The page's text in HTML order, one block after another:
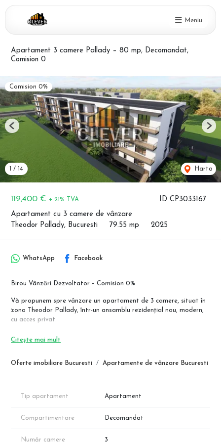
Meniu
Apartament 3 camere Pallady – 80 mp, Decomandat,
Comision 0
ID CP3033167
119,400 € + 21% TVA
Apartament cu 3 camere de vânzare
Theodor Pallady, Bucuresti
79.55 mp 2025
Comision 0%
1 / 14 Harta
Previous
Oferte imobiliare Bucuresti Apartamente de vânzare Bucuresti
WhatsApp Facebook
Birou Vânzări Dezvoltator – Comision 0%
Vă propunem spre vânzare un apartament de 3 camere, situat în
zona Theodor Pallady, într-un ansamblu rezidențial nou, modern,
cu acces privat.
📍 Localizare:
– Metrou Nicolae Teclu la cca. 1,5 km
– Regim de înălțime: P+3 etaje
– Scara 4 – Etaj 1
– Acces privat
🏠 Compartimentare apartament:
Citește mai mult
Tip apartament Apartament
Compartimentare Decomandat
Număr camere 3